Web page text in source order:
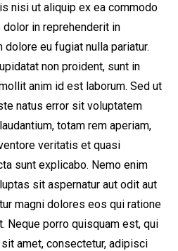
nisi ut aliquip ex ea commodo
in reprehenderit in
eu fugiat nulla pariatur.
non proident, sunt in
anim id est laborum. Sed ut
natus error sit voluptatem
totam rem aperiam,
veritatis et quasi
sunt explicabo. Nemo enim
sit aspernatur aut odit aut
magni dolores eos qui ratione
Neque porro quisquam est, qui
amet, consectetur, adipisci